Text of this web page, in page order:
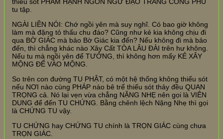
tu tập.
NGÀI LIỀN NÓI: Chớ ngồi yên mà suy nghĩ. Có bao giờ không
làm mà đặng tỏ thấu chu đáo? Cũng như kẻ kia không chịu đi
qua BỜ GIÁC mà bảo Bờ Giác kia đến? Nếu không đi mà bảo
đến, thì chẳng khác nào Xây Cất TÒA LÂU ĐÀI trên hư không.
Nếu tu mà ngồi yên để TƯỞNG, thì không hơn mấy KẺ XÂY
MỘNG ĐỂ VÀO MỘNG.
So trên con đường TU PHẬT, có một hệ thống không thiếu sót
nếu NƠI nào cùng PHÁP nào bê trể thiếu sót thảy đều QUAN
TRỌNG cả. Nó lại vẹn vừa chẳng NẶNG NHẸ nên gọi là VIÊN
DUNG để đến TU CHỨNG. Bằng chênh lệch Nặng Nhẹ thì gọi
là CHỨNG TU vậy.
TU CHỨNG hay CHỨNG TU chính là TRỌN GIÁC cùng chưa
TRỌN GIÁC.